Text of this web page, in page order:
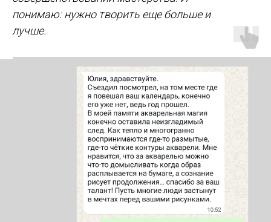
понимаю: нужно творить еще больше и
лучше.